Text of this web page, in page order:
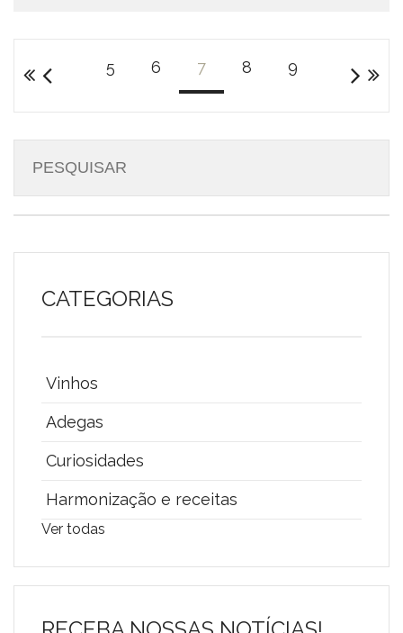
5 6 7 8 9
CATEGORIAS
Vinhos
Adegas
Curiosidades
Harmonização e receitas
Ver todas